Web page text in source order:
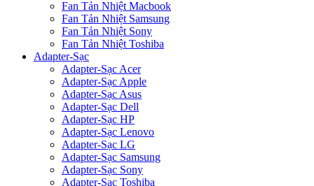
Fan Tản Nhiệt Macbook
Fan Tản Nhiệt Samsung
Fan Tản Nhiệt Sony
Fan Tản Nhiệt Toshiba
Adapter-Sạc
Adapter-Sạc Acer
Adapter-Sạc Apple
Adapter-Sạc Asus
Adapter-Sạc Dell
Adapter-Sạc HP
Adapter-Sạc Lenovo
Adapter-Sạc LG
Adapter-Sạc Samsung
Adapter-Sạc Sony
Adapter-Sạc Toshiba